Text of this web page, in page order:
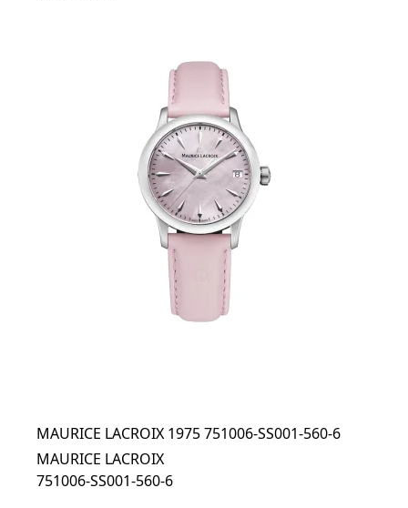
MAURICE LACROIX 1975 751006-SS001-560-6
MAURICE LACROIX
751006-SS001-560-6